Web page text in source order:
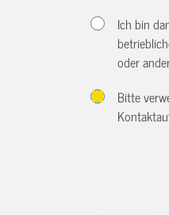
Ich bin
oder
Bitte